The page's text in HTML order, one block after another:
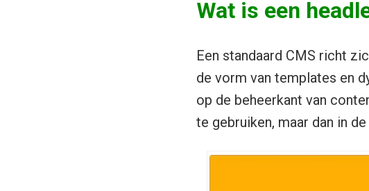
Wat is een
Een standaard CMS richt
de vorm van templates en
op de beheerkant van
te gebruiken, maar dan in